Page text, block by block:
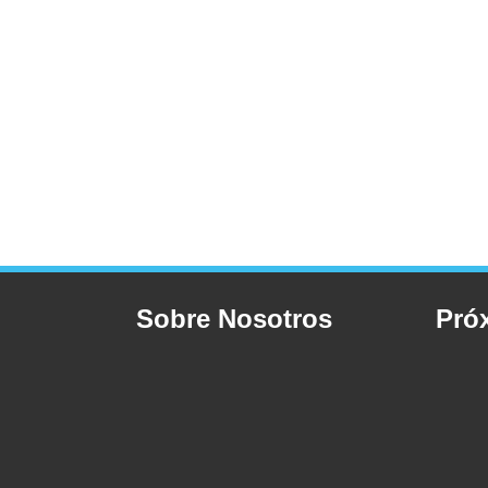
Sobre Nosotros